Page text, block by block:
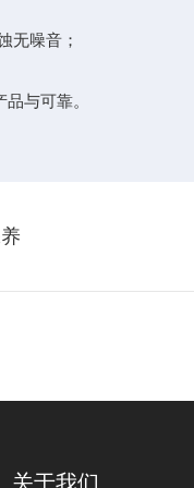
噪音；
与可靠。
关于我们